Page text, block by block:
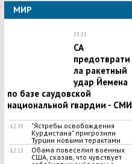
МИР
13:11
СА
предотврати
ла ракетный
удар Йемена
по базе саудовской
национальной гвардии - СМИ
12:39
"Ястребы освобождения
Курдистана" пригрозили
Турции новыми терактами
12:13
Обама повеселил военных
США, сказав, что чувствует